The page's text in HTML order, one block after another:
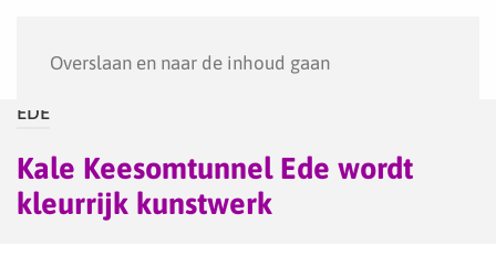
Overslaan en naar de inhoud gaan
EDE
Kale Keesomtunnel Ede wordt
kleurrijk kunstwerk